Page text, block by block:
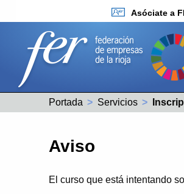
Asóciate a
Portada Servicios Actual:
Aviso
El curso que está intentando